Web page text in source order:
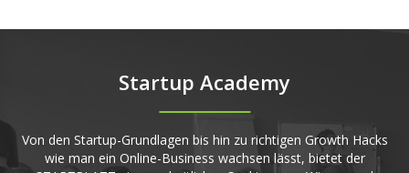
Startup Academy
Von den Startup-Grundlagen bis hin zu richtigen Growth Hacks
wie man ein Online-Business wachsen lässt, bietet der